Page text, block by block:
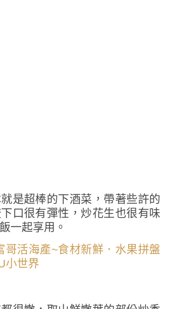
是超棒的下酒菜，帶著些許的
口很有彈性，炒花生也很有味
一起享用。